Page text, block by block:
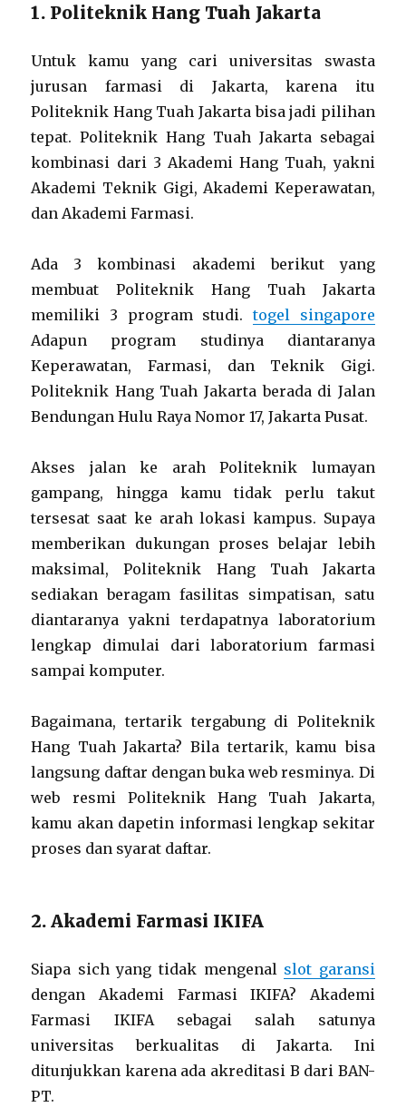
1. Politeknik Hang Tuah Jakarta
Untuk kamu yang cari universitas swasta
jurusan farmasi di Jakarta, karena itu
Politeknik Hang Tuah Jakarta bisa jadi pilihan
tepat. Politeknik Hang Tuah Jakarta sebagai
kombinasi dari 3 Akademi Hang Tuah, yakni
Akademi Teknik Gigi, Akademi Keperawatan,
dan Akademi Farmasi.
Ada 3 kombinasi akademi berikut yang
membuat Politeknik Hang Tuah Jakarta
memiliki 3 program studi.togel singapore
Adapun program studinya diantaranya
Keperawatan, Farmasi, dan Teknik Gigi.
Politeknik Hang Tuah Jakarta berada di Jalan
Bendungan Hulu Raya Nomor 17, Jakarta Pusat.
Akses jalan ke arah Politeknik lumayan
gampang, hingga kamu tidak perlu takut
tersesat saat ke arah lokasi kampus. Supaya
memberikan dukungan proses belajar lebih
maksimal, Politeknik Hang Tuah Jakarta
sediakan beragam fasilitas simpatisan, satu
diantaranya yakni terdapatnya laboratorium
lengkap dimulai dari laboratorium farmasi
sampai komputer.
Bagaimana, tertarik tergabung di Politeknik
Hang Tuah Jakarta? Bila tertarik, kamu bisa
langsung daftar dengan buka web resminya. Di
web resmi Politeknik Hang Tuah Jakarta,
kamu akan dapetin informasi lengkap sekitar
proses dan syarat daftar.
2. Akademi Farmasi IKIFA
Siapa sich yang tidak mengenal slot garansi
dengan Akademi Farmasi IKIFA? Akademi
Farmasi IKIFA sebagai salah satunya
universitas berkualitas di Jakarta. Ini
ditunjukkan karena ada akreditasi B dari BAN-
PT.